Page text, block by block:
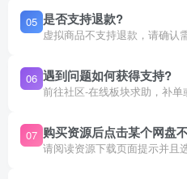
05 是否支持退款?
虚拟商品不支持退款，请确认
06 遇到问题如何获得支持?
前往社区-在线板块求助，补单
07 购买资源后点击某个网盘
请阅读资源下载页面提示并且